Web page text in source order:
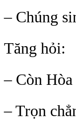
– Chúng
Tăng hỏi:
– Còn
– Trọn